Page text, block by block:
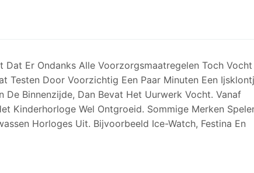
Dat Er Ondanks Alle Voorzorgsmaatregelen Toch Vocht
Testen Door Voorzichtig Een Paar Minuten Een
De Binnenzijde, Dan Bevat Het Uurwerk Vocht. Vanaf
Kinderhorloge Wel Ontgroeid. Sommige Merken
Horloges Uit. Bijvoorbeeld Ice-Watch, Festina En